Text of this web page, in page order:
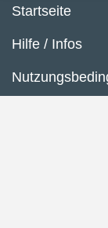
Startseite
Hilfe / Infos